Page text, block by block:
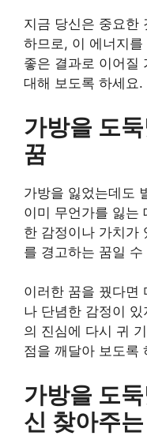
지금 당신은 중요한
하므로, 이 에너지
좋은 결과로 이어질
대해 보도록 하세요.
가방을 도
꿈
가방을 잃었는데도
이미 무언가를 잃는
한 감정이나 가치가
를 경고하는 꿈일 수
이러한 꿈을 꿨다면
나 단념한 감정이
의 진심에 다시 귀
점을 깨달아 보도록
가방을 도
신 찾아주